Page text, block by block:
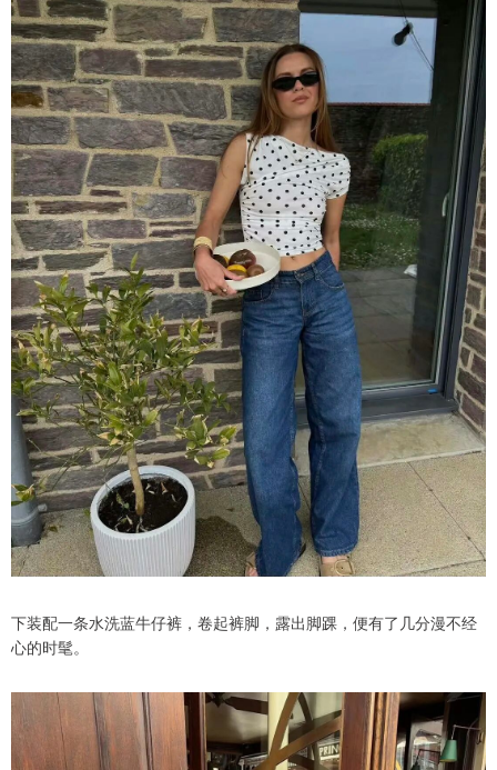
下装配一条水洗蓝牛仔裤，卷起裤脚，露出脚踝，便有了几分漫不经
心的时髦。